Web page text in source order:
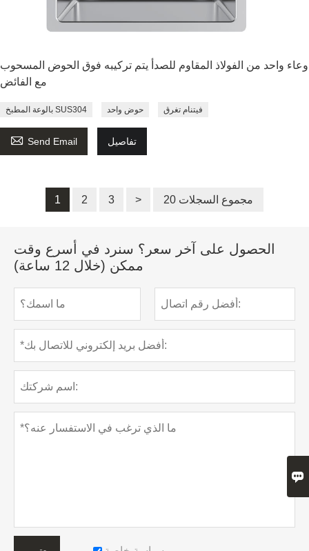
وعاء واحد من الفولاذ المقاوم للصدأ يتم تركيبه فوق الحوض المسحوب
مع الفائض
بالوعة المطبخ SUS304 حوض واحد فيتنام تغرق
 Send Email تفاصيل
1 2 3 > 20 مجموع السجلات
الحصول على آخر سعر؟ سنرد في أسرع وقت
ممكن (خلال 12 ساعة)
